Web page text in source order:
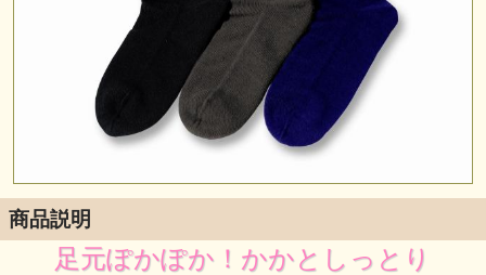
商品説明
足元ぽかぽか！かかとしっとり